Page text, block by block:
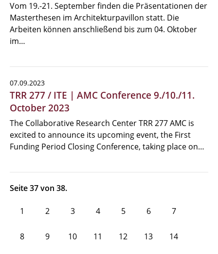
Vom 19.-21. September finden die Präsentationen der
Masterthesen im Architekturpavillon statt. Die
Arbeiten können anschließend bis zum 04. Oktober
im…
07.09.2023
TRR 277 / ITE | AMC Conference 9./10./11.
October 2023
The Collaborative Research Center TRR 277 AMC is
excited to announce its upcoming event, the First
Funding Period Closing Conference, taking place on…
Seite 37 von 38.
1 2 3 4 5 6 7
8 9 10 11 12 13 14